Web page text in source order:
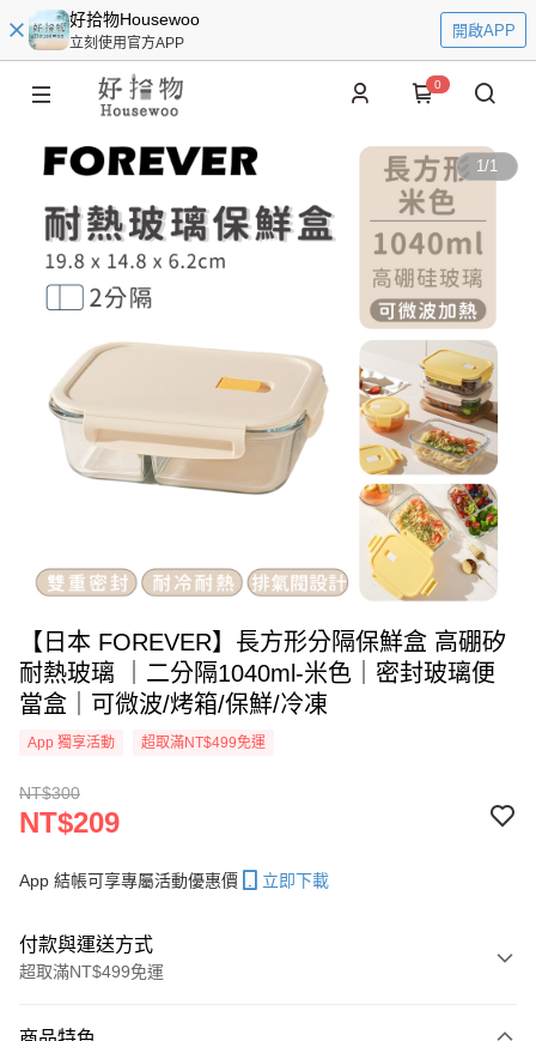
好拾物Housewoo
立刻使用官方APP
開啟APP
0
1/1
【日本 FOREVER】長方形分隔保鮮盒 高硼矽
耐熱玻璃 ｜二分隔1040ml-米色｜密封玻璃便
當盒｜可微波/烤箱/保鮮/冷凍
App 獨享活動 超取滿NT$499免運
NT$300
NT$209
App 結帳可享專屬活動優惠價 立即下載
付款與運送方式
超取滿NT$499免運